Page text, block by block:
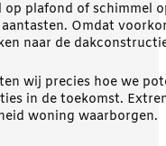
plafond of schimmel
Omdat
naar de
wij precies hoe we
in de toekomst.
woning waarborgen.